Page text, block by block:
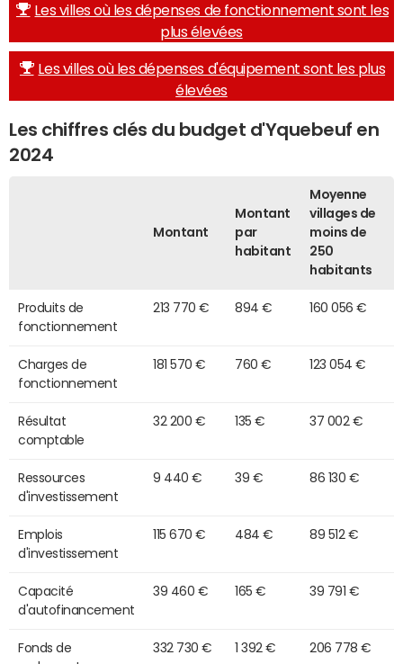
Les villes où les dépenses de fonctionnement sont les
plus élevées
Les villes où les dépenses d'équipement sont les plus
élevées
Les chiffres clés du budget d'Yquebeuf en
2024
Montant
Montant
par
habitant
Moyenne
villages de
moins de
250
habitants
Produits de
fonctionnement
213 770 € 894 € 160 056 €
Charges de
fonctionnement
181 570 € 760 € 123 054 €
Résultat
comptable
32 200 € 135 € 37 002 €
Ressources
d'investissement
9 440 € 39 € 86 130 €
Emplois
d'investissement
115 670 € 484 € 89 512 €
Capacité
d'autofinancement
39 460 € 165 € 39 791 €
Fonds de
332 730 € 1 392 € 206 778 €